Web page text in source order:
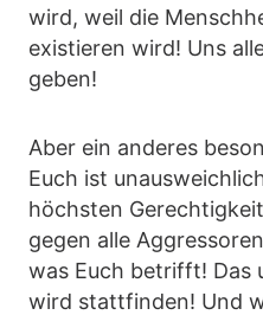
wird, weil die
existieren wird! Uns
geben!
Aber ein anderes
Euch ist
höchsten
gegen alle
was Euch betrifft! Das
wird stattfinden! Und